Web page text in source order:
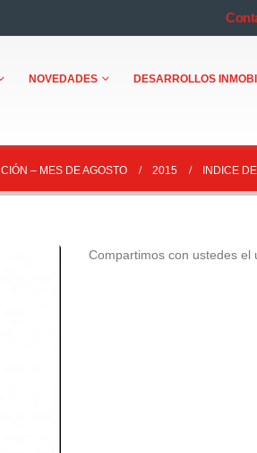
NOVEDADES DESARROLLOS
– MES DE AGOSTO 2015 INDICE
Compartimos con ustedes el